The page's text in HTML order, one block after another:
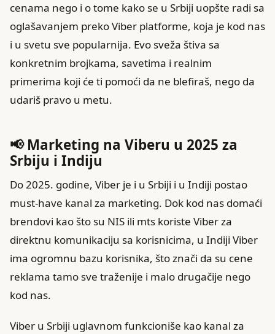
cenama nego i o tome kako se u Srbiji uopšte radi sa
oglašavanjem preko Viber platforme, koja je kod nas
i u svetu sve popularnija. Evo sveža štiva sa
konkretnim brojkama, savetima i realnim
primerima koji će ti pomoći da ne blefiraš, nego da
udariš pravo u metu.
📢 Marketing na Viberu u 2025 za
Srbiju i Indiju
Do 2025. godine, Viber je i u Srbiji i u Indiji postao
must-have kanal za marketing. Dok kod nas domaći
brendovi kao što su NIS ili mts koriste Viber za
direktnu komunikaciju sa korisnicima, u Indiji Viber
ima ogromnu bazu korisnika, što znači da su cene
reklama tamo sve traženije i malo drugačije nego
kod nas.
Viber u Srbiji uglavnom funkcioniše kao kanal za